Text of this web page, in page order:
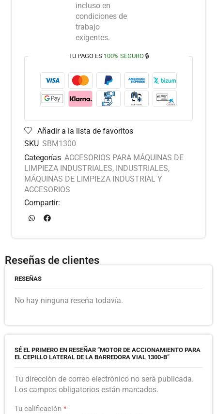
incluso en
condiciones de
trabajo
exigentes.
TU PAGO ES 100% SEGURO🔒
Añadir a la lista de favoritos
SKU SBM1300
Categorías ACCESORIOS PARA MÁQUINAS DE
LIMPIEZA INDUSTRIALES, INDUSTRIALES,
MÁQUINAS DE LIMPIEZA INDUSTRIAL Y
ACCESORIOS
Compartir:
Reseñas de clientes
RESEÑAS
No hay ninguna reseña todavía.
SÉ EL PRIMERO EN RESEÑAR “MOTOR DE ACCIONAMIENTO PARA
EL CEPILLO LATERAL DE LA BARREDORA VIAL 1300-B”
Tu dirección de correo electrónico no será publicada.
Los campos obligatorios están marcados.
Tu calificación *